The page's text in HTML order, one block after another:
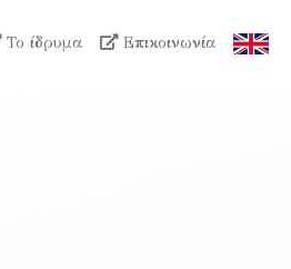
Το ίδρυμα Επικοινωνία